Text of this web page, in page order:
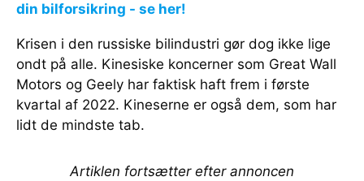
din bilforsikring - se her!
Krisen i den russiske bilindustri gør dog ikke lige
ondt på alle. Kinesiske koncerner som Great Wall
Motors og Geely har faktisk haft frem i første
kvartal af 2022. Kineserne er også dem, som har
lidt de mindste tab.
Artiklen fortsætter efter annoncen